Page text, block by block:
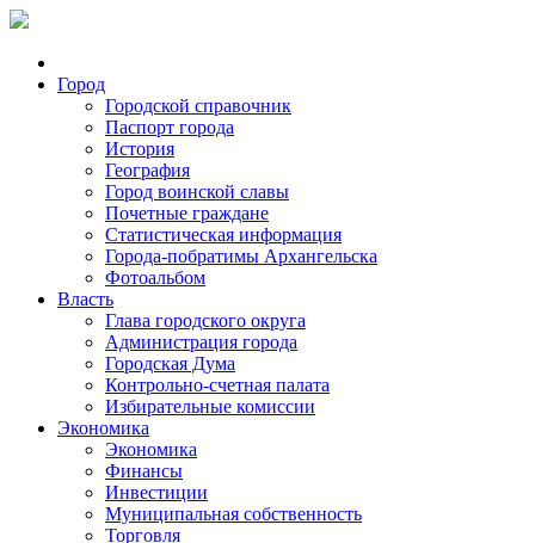
Город
Городской справочник
Паспорт города
История
География
Город воинской славы
Почетные граждане
Статистическая информация
Города-побратимы Архангельска
Фотоальбом
Власть
Глава городского округа
Администрация города
Городская Дума
Контрольно-счетная палата
Избирательные комиссии
Экономика
Экономика
Финансы
Инвестиции
Муниципальная собственность
Торговля